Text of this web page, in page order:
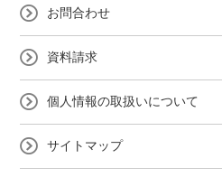
お問合わせ
資料請求
個人情報の取扱いについて
サイトマップ